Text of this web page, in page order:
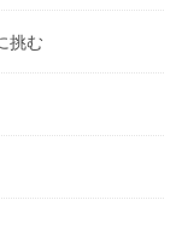
挑む